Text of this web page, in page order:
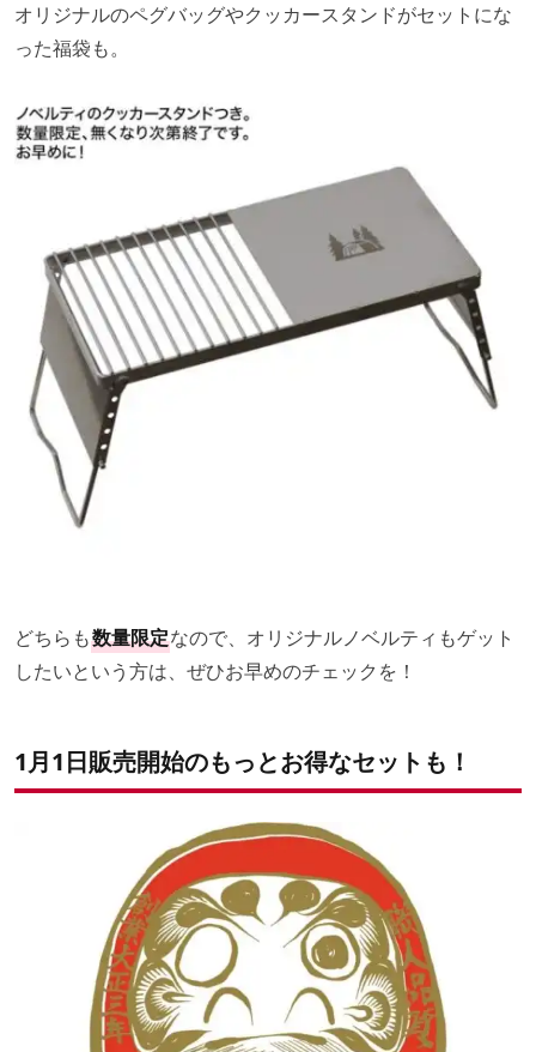
オリジナルのペグバッグやクッカースタンドがセットにな
った福袋も。
どちらも数量限定なので、オリジナルノベルティもゲット
したいという方は、ぜひお早めのチェックを！
1月1日販売開始のもっとお得なセットも！